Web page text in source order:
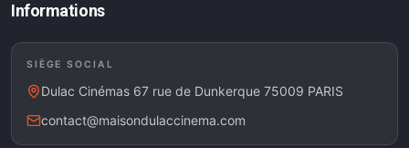
Informations
SIÈGE SOCIAL
Dulac Cinémas 67 rue de Dunkerque 75009 PARIS
contact@maisondulaccinema.com